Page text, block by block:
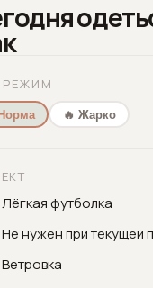
РЕЖИМ
🔥 Жарко
Лёгкая футболка
Не нужен при текущей
Ветровка